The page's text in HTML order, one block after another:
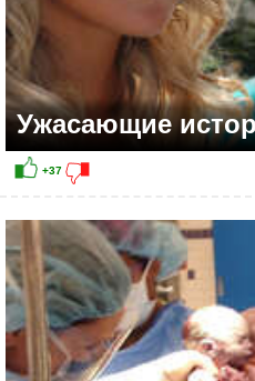
+28
Ужасающие